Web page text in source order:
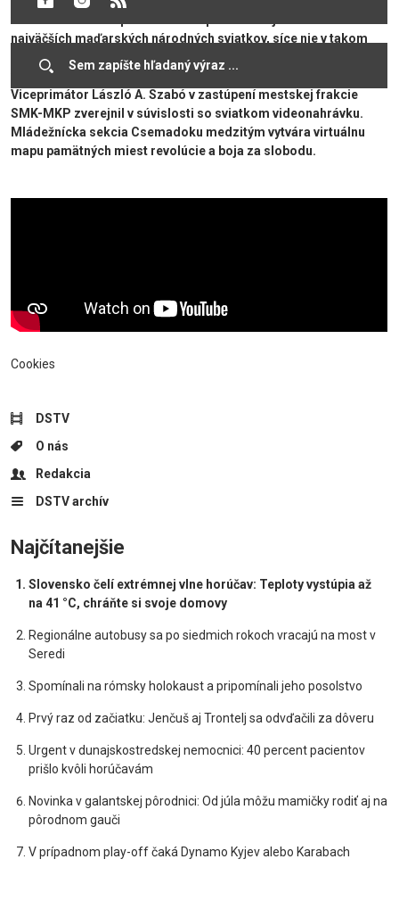
najväčších maďarských národných sviatkov, síce nie v takom
hojnom počte ako obvykle, ale viacerí vzdali úctu položením
vencov k pomníku 1848/1849 na Vámbéryho námestí.
Viceprimátor László A. Szabó v zastúpení mestskej frakcie
SMK-MKP zverejnil v súvislosti so sviatkom videonahrávku.
Mládežnícka sekcia Csemadoku medzitým vytvára virtuálnu
mapu pamätných miest revolúcie a boja za slobodu.
Cookies
DSTV
O nás
Redakcia
DSTV archív
Najčítanejšie
Slovensko čelí extrémnej vlne horúčav: Teploty vystúpia až
na 41 °C, chráňte si svoje domovy
Regionálne autobusy sa po siedmich rokoch vracajú na most v
Seredi
Spomínali na rómsky holokaust a pripomínali jeho posolstvo
Prvý raz od začiatku: Jenčuš aj Trontelj sa odvďačili za dôveru
Urgent v dunajskostredskej nemocnici: 40 percent pacientov
prišlo kvôli horúčavám
Novinka v galantskej pôrodnici: Od júla môžu mamičky rodiť aj na
pôrodnom gauči
V prípadnom play-off čaká Dynamo Kyjev alebo Karabach